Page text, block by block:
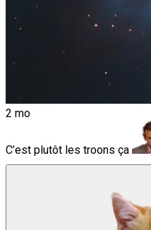
2 mo
C’est plutôt les troons ça